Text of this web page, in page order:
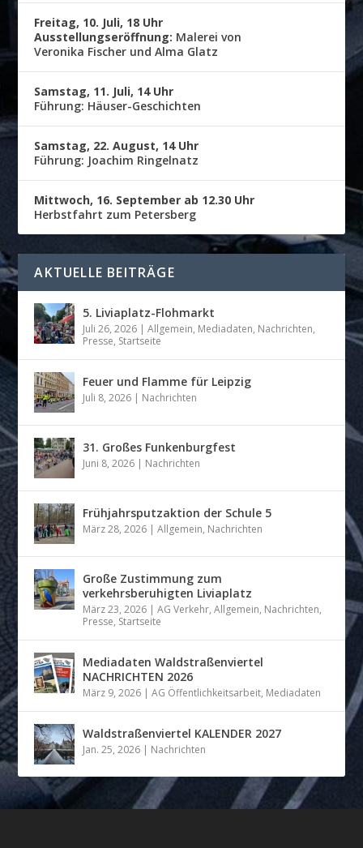
Freitag, 10. Juli, 18 Uhr
Ausstellungseröffnung: Malerei von
Veronika Fischer und Alma Glatz
Samstag, 11. Juli, 14 Uhr
Führung: Häuser-Geschichten
Samstag, 22. August, 14 Uhr
Führung: Joachim Ringelnatz
Mittwoch, 16. September ab 12.30 Uhr
Herbstfahrt zum Petersberg
AKTUELLE BEITRÄGE
5. Liviaplatz-Flohmarkt
Juli 26, 2026 |Allgemein, Mediadaten, Nachrichten,
Presse, Startseite
Feuer und Flamme für Leipzig
Juli 8, 2026 | Nachrichten
31. Großes Funkenburgfest
Juni 8, 2026 | Nachrichten
Frühjahrsputzaktion der Schule 5
März 28, 2026 |Allgemein, Nachrichten
Große Zustimmung zum
verkehrsberuhigten Liviaplatz
März 23, 2026 |AG Verkehr,Allgemein, Nachrichten,
Presse, Startseite
Mediadaten Waldstraßenviertel
NACHRICHTEN 2026
März 9, 2026 |AG Öffentlichkeitsarbeit, Mediadaten
Waldstraßenviertel KALENDER 2027
Jan. 25, 2026 | Nachrichten